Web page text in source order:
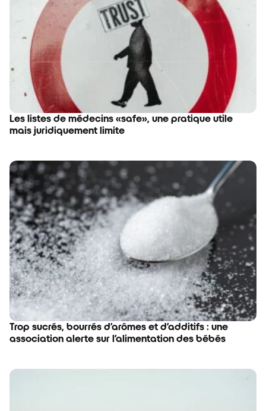
Les listes de médecins «safe», une pratique utile
mais juridiquement limite
Trop sucrés, bourrés d’arômes et d’additifs : une
association alerte sur l’alimentation des bébés